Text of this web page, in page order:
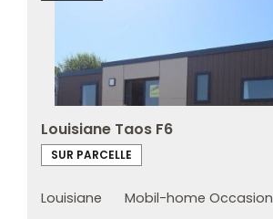
Louisiane Taos F6
SUR PARCELLE
Louisiane Mobil-home Occasion